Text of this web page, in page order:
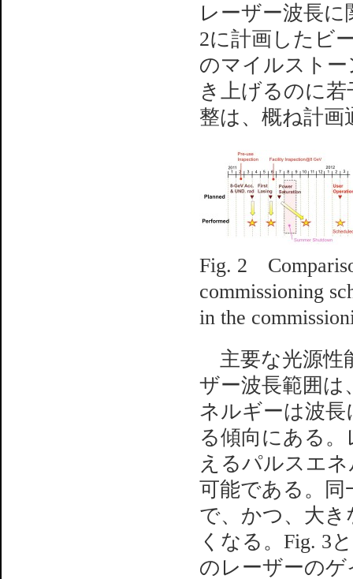
レーザー波長
2に計画したビ
のマイルスト
き上げるのに
整は、概ね計
Fig. 2
commissioning
in the
主要な光源性
ザー波長範囲は
ネルギーは波
る傾向にある。
えるパルスエ
可能である。同
で、かつ、大
くなる。Fig. 3
のレーザーの